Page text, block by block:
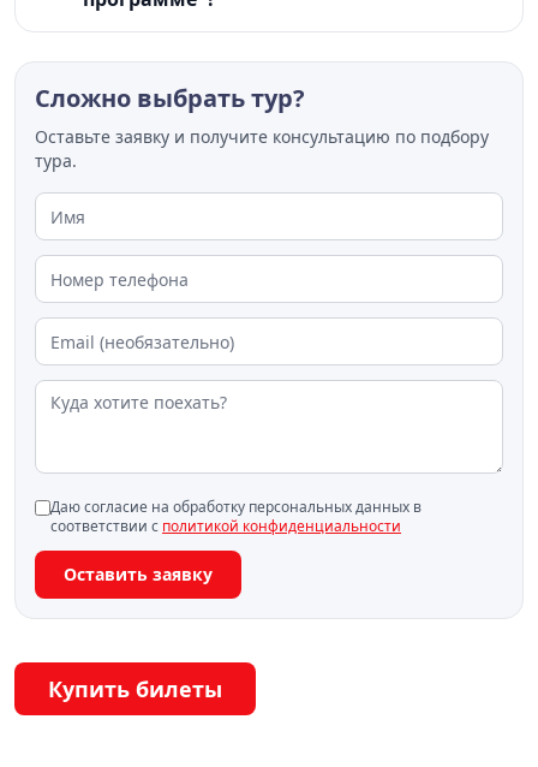
Сложно выбрать тур?
Оставьте заявку и получите консультацию по подбору
тура.
Даю согласие на обработку персональных данных в
соответствии с политикой конфиденциальности
Оставить заявку
Купить билеты